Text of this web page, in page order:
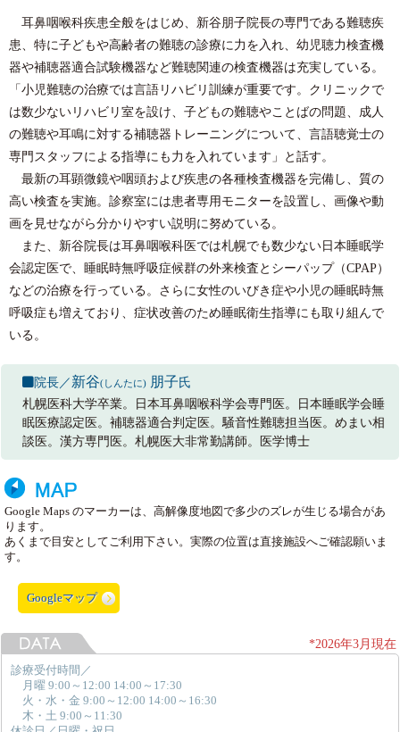
耳鼻咽喉科疾患全般をはじめ、新谷朋子院長の専門である難聴疾
患、特に子どもや高齢者の難聴の診療に力を入れ、幼児聴力検査機
器や補聴器適合試験機器など難聴関連の検査機器は充実している。
「小児難聴の治療では言語リハビリ訓練が重要です。クリニックで
は数少ないリハビリ室を設け、子どもの難聴やことばの問題、成人
の難聴や耳鳴に対する補聴器トレーニングについて、言語聴覚士の
専門スタッフによる指導にも力を入れています」と話す。
最新の耳顕微鏡や咽頭および疾患の各種検査機器を完備し、質の
高い検査を実施。診察室には患者専用モニターを設置し、画像や動
画を見せながら分かりやすい説明に努めている。
また、新谷院長は耳鼻咽喉科医では札幌でも数少ない日本睡眠学
会認定医で、睡眠時無呼吸症候群の外来検査とシーパップ（CPAP）
などの治療を行っている。さらに女性のいびき症や小児の睡眠時無
呼吸症も増えており、症状改善のため睡眠衛生指導にも取り組んで
いる。
院長／新谷(しんたに) 朋子氏
札幌医科大学卒業。日本耳鼻咽喉科学会専門医。日本睡眠学会睡
眠医療認定医。補聴器適合判定医。騒音性難聴担当医。めまい相
談医。漢方専門医。札幌医大非常勤講師。医学博士
Google Maps のマーカーは、高解像度地図で多少のズレが生じる場合があ
ります。
あくまで目安としてご利用下さい。実際の位置は直接施設へご確認願いま
す。
Googleマップ
*2026年3月現在
診療受付時間／
月曜 9:00～12:00 14:00～17:30
火・水・金 9:00～12:00 14:00～16:30
木・土 9:00～11:30